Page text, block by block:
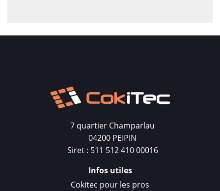
7 quartier Champarlau
04200 PEIPIN
Siret : 511 512 410 00016
Infos utiles
Cokitec pour les pros